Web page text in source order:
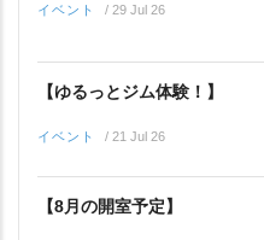
イベント / 29 Jul 26
【ゆるっとジム体験！】
イベント / 21 Jul 26
【8月の開室予定】